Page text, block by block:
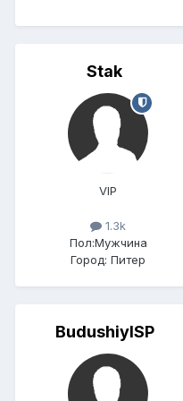
Stak
VIP
1.3k
Пол:Мужчина
Город: Питер
BudushiyISP